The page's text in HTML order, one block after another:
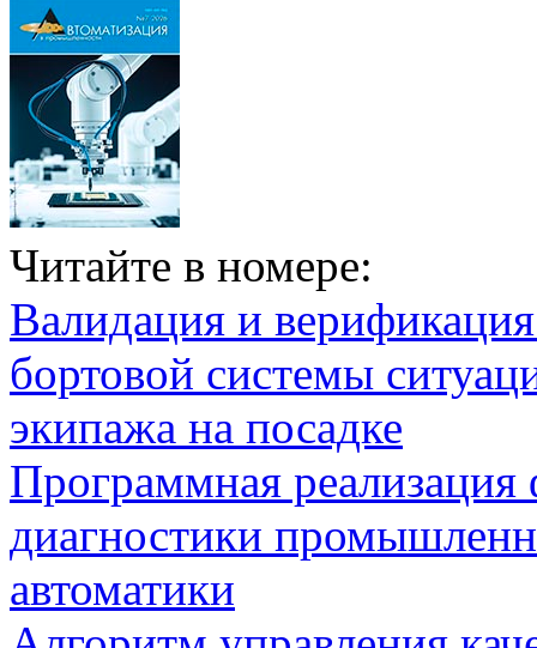
Читайте в номере:
Валидация и
бортовой системы
экипажа на посадке
Программная
диагностики
автоматики